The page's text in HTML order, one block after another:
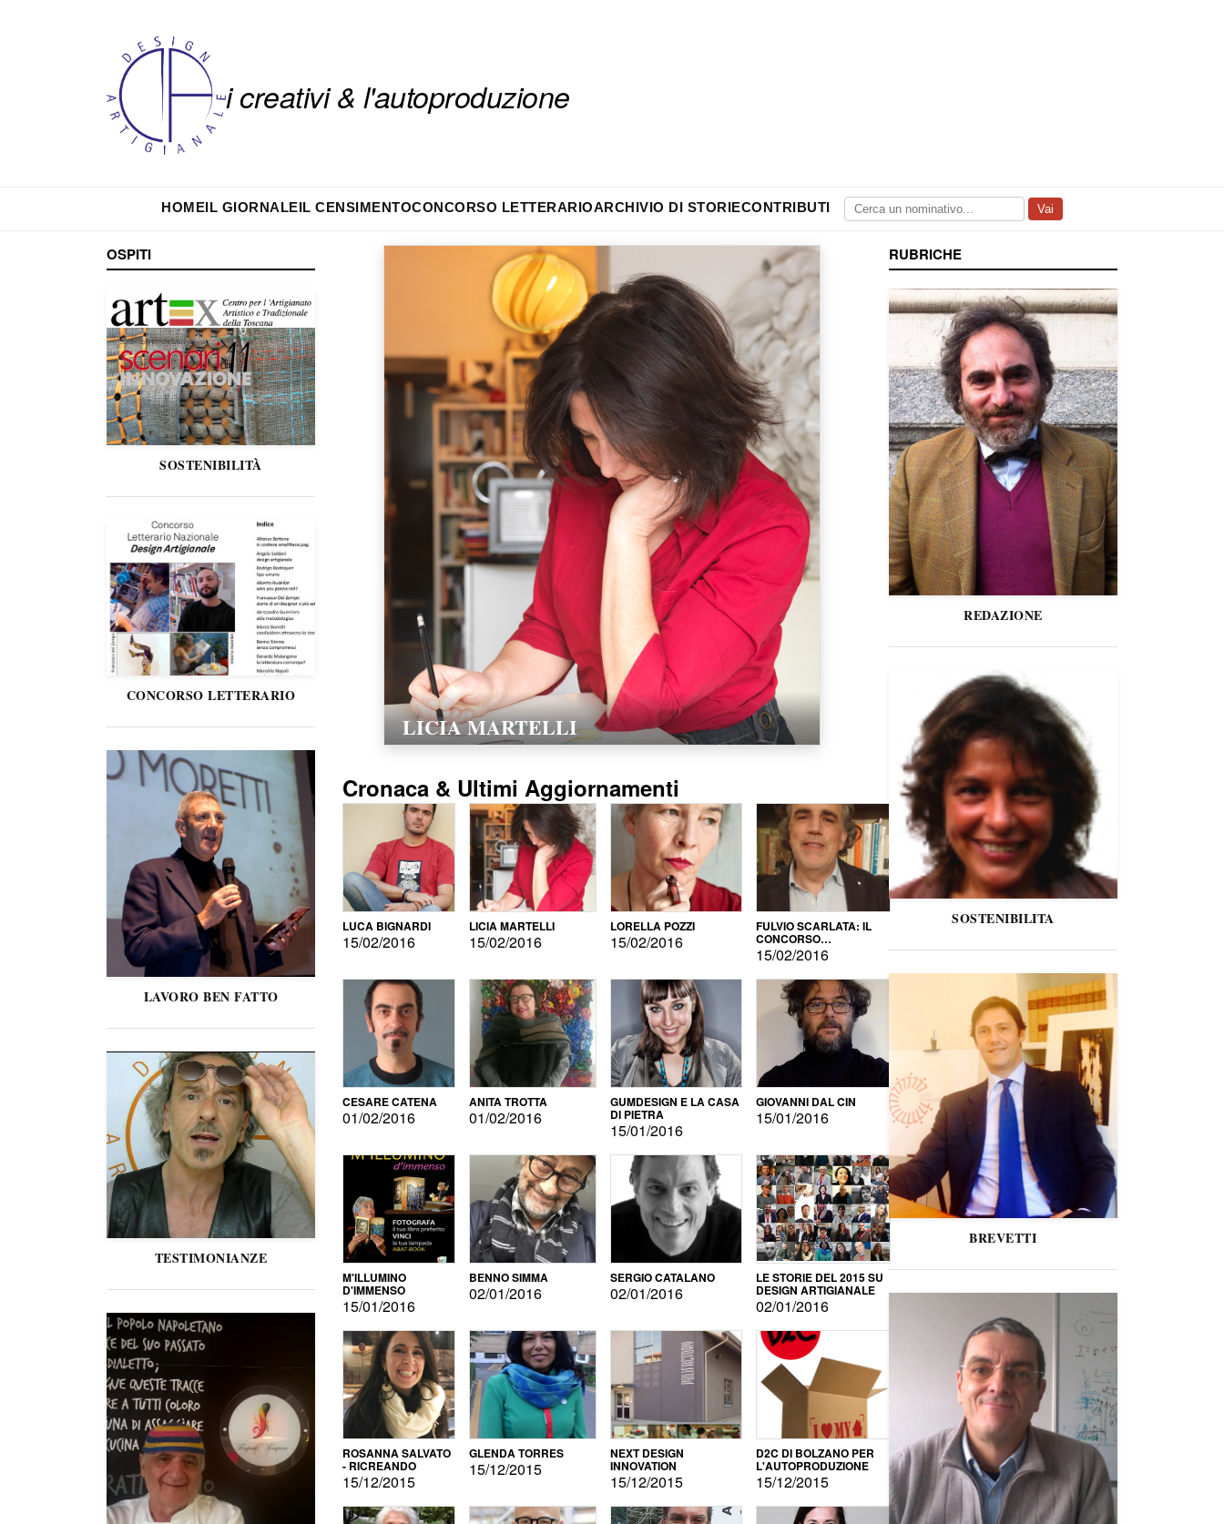
i creativi & l'autoproduzione
HOMEIL GIORNALEIL CENSIMENTOCONCORSO LETTERARIOARCHIVIO DI STORIECONTRIBUTI Vai
OSPITI
SOSTENIBILITÀ
CONCORSO LETTERARIO
LAVORO BEN FATTO
TESTIMONIANZE
LORELLA POZZI
Cronaca & Ultimi Aggiornamenti
LUCA BIGNARDI
15/02/2016
LICIA MARTELLI
15/02/2016
LORELLA POZZI
15/02/2016
FULVIO SCARLATA: IL
CONCORSO
LETTERARIO
15/02/2016
CESARE CATENA
01/02/2016
ANITA TROTTA
01/02/2016
GUMDESIGN E LA CASA
DI PIETRA
15/01/2016
GIOVANNI DAL CIN
15/01/2016
M'ILLUMINO
D'IMMENSO
15/01/2016
BENNO SIMMA
02/01/2016
SERGIO CATALANO
02/01/2016
LE STORIE DEL 2015 SU
DESIGN ARTIGIANALE
02/01/2016
ROSANNA SALVATO
- RICREANDO
15/12/2015
GLENDA TORRES
15/12/2015
NEXT DESIGN
INNOVATION
15/12/2015
D2C DI BOLZANO PER
L'AUTOPRODUZIONE
15/12/2015
RUBRICHE
REDAZIONE
SOSTENIBILITA
BREVETTI